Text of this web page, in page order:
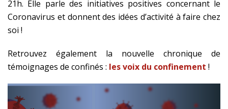
21h. Elle parle des initiatives positives concernant le
Coronavirus et donnent des idées d’activité à faire chez
soi !
Retrouvez également la nouvelle chronique de
témoignages de confinés : les voix du confinement !